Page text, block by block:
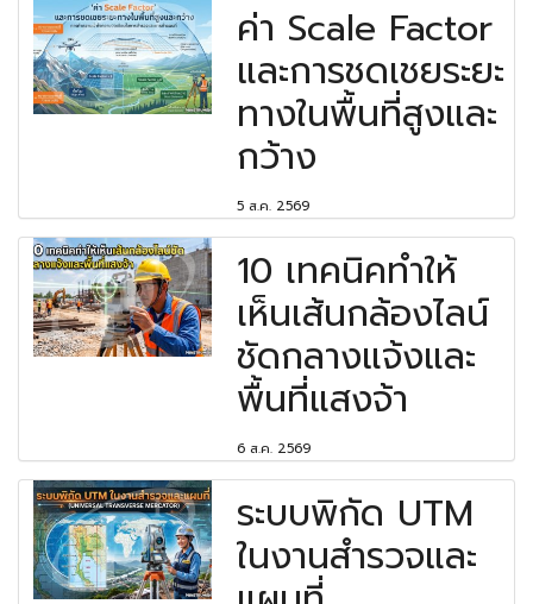
ค่า Scale Factor
และการชดเชยระยะ
ทางในพื้นที่สูงและ
กว้าง
5 ส.ค. 2569
10 เทคนิคทำให้
เห็นเส้นกล้องไลน์
ชัดกลางแจ้งและ
พื้นที่แสงจ้า
6 ส.ค. 2569
ระบบพิกัด UTM
ในงานสำรวจและ